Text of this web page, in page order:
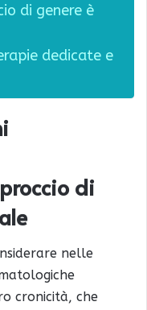
di genere è
dedicate e
di
nelle
cronicità, che